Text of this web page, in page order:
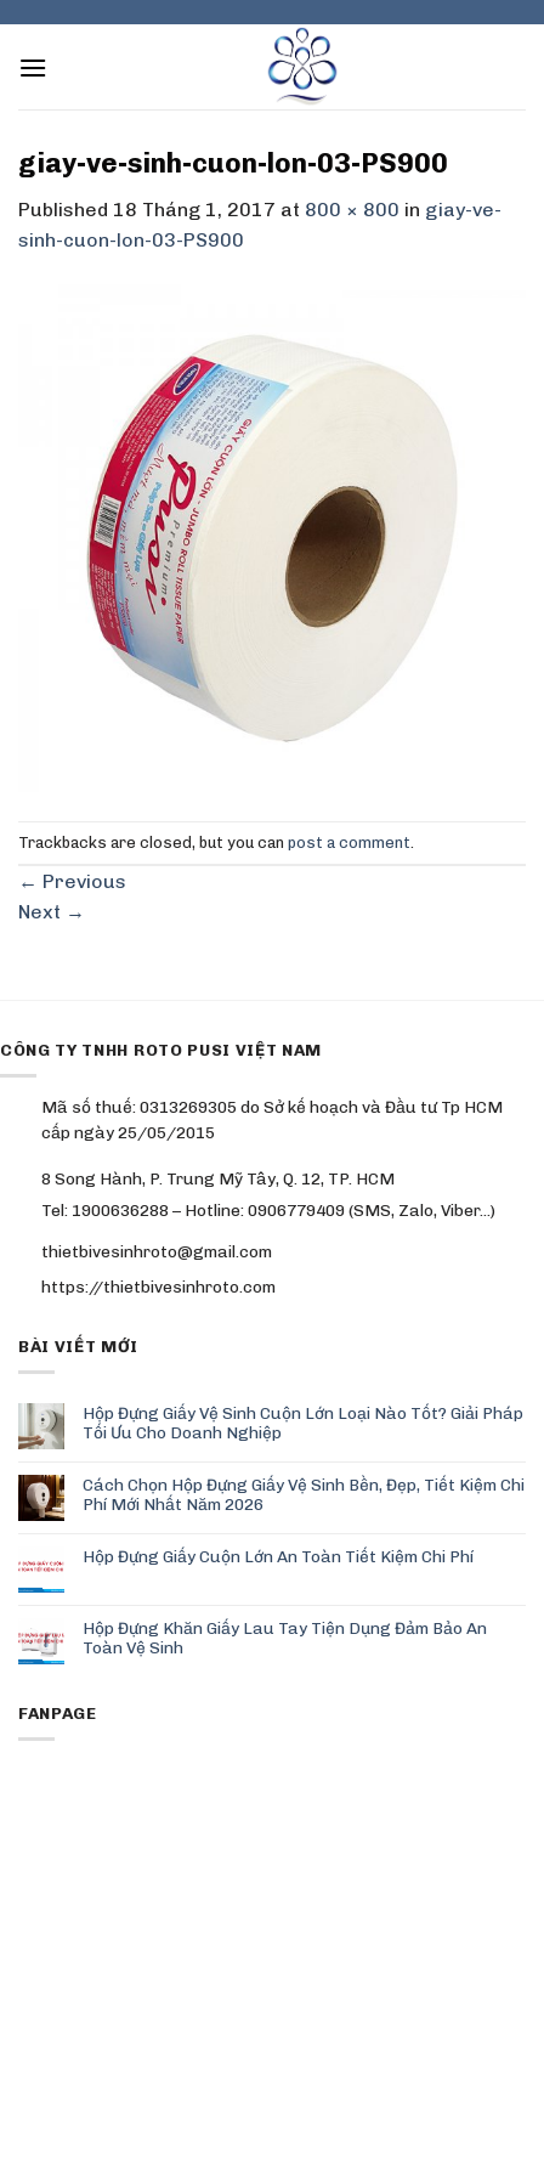
content
giay-ve-sinh-cuon-lon-03-PS900
Published 18 Tháng 1, 2017 at 800 × 800 in giay-ve-
sinh-cuon-lon-03-PS900
Trackbacks are closed, but you can post a comment
← Previous
Next →
CÔNG TY TNHH ROTO PUSI VIỆT NAM
Mã số thuế: 0313269305 do Sở kế hoạch và Đầu tư Tp HCM
cấp ngày 25/05/2015
8 Song Hành, P. Trung Mỹ Tây, Q. 12, TP. HCM
Tel: 1900636288 – Hotline: 0906779409 (SMS, Zalo, Viber…)
thietbivesinhroto@gmail.com
https://thietbivesinhroto.com
BÀI VIẾT MỚI
Hộp Đựng Giấy Vệ Sinh Cuộn Lớn Loại Nào Tốt? Giải Pháp
Tối Ưu Cho Doanh Nghiệp
Cách Chọn Hộp Đựng Giấy Vệ Sinh Bền, Đẹp, Tiết Kiệm Chi
Phí Mới Nhất Năm 2026
Hộp Đựng Giấy Cuộn Lớn An Toàn Tiết Kiệm Chi Phí
Hộp Đựng Khăn Giấy Lau Tay Tiện Dụng Đảm Bảo An
Toàn Vệ Sinh
FANPAGE